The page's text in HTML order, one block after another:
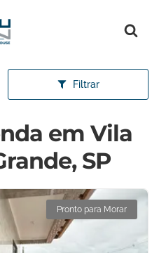
inicial
Filtrar
em Vila
SP
Pronto para Morar